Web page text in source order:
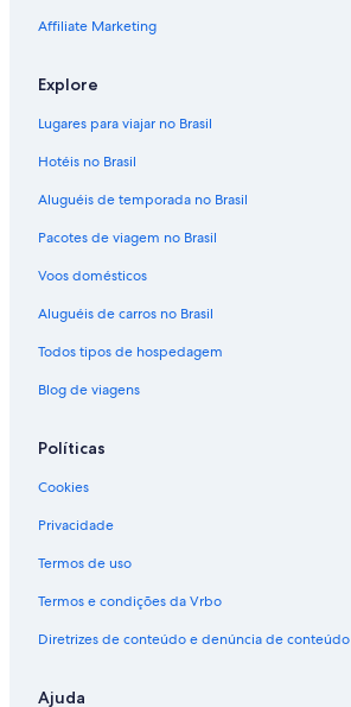
Affiliate Marketing
Explore
Lugares para viajar no Brasil
Hotéis no Brasil
Aluguéis de temporada no Brasil
Pacotes de viagem no Brasil
Voos domésticos
Aluguéis de carros no Brasil
Todos tipos de hospedagem
Blog de viagens
Políticas
Cookies
Privacidade
Termos de uso
Termos e condições da Vrbo
Diretrizes de conteúdo e denúncia de conteúdo
Ajuda